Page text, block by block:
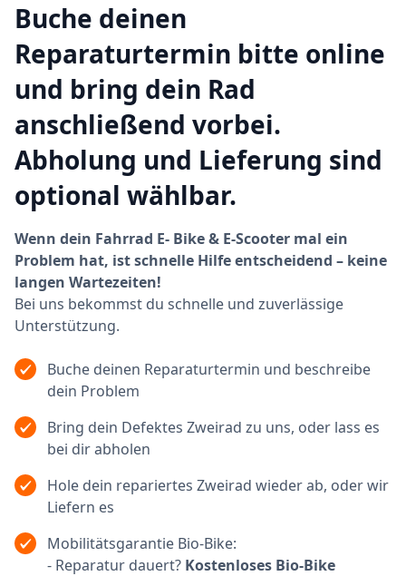
Buche deinen
Reparaturtermin bitte online
und bring dein Rad
anschließend vorbei.
Abholung und Lieferung sind
optional wählbar.
Wenn dein Fahrrad E- Bike & E-Scooter mal ein
Problem hat, ist schnelle Hilfe entscheidend – keine
langen Wartezeiten!
Bei uns bekommst du schnelle und zuverlässige
Unterstützung.
Buche deinen Reparaturtermin und beschreibe
dein Problem
Bring dein Defektes Zweirad zu uns, oder lass es
bei dir abholen
Hole dein repariertes Zweirad wieder ab, oder wir
Liefern es
Mobilitätsgarantie Bio-Bike:
- Reparatur dauert? Kostenloses Bio-Bike